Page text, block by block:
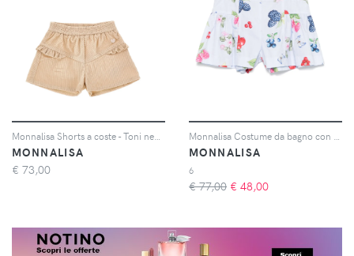
MONNALISA
€ 73,00
MONNALISA
6
€ 77,00 € 48,00